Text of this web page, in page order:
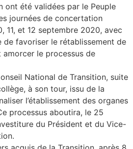
ont été validées par le Peuple
journées de concertation
11, et 12 septembre 2020, avec
favoriser le rétablissement de
amorcer le processus de
National de Transition, suite
à son tour, issu de la
l’établissement des organes
processus aboutira, le 25
du Président et du Vice-